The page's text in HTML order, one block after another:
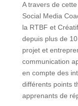
A travers de
Social Media
la RTBF et
depuis plus de
projet et
communication
en compte des
différents points
apprenants de